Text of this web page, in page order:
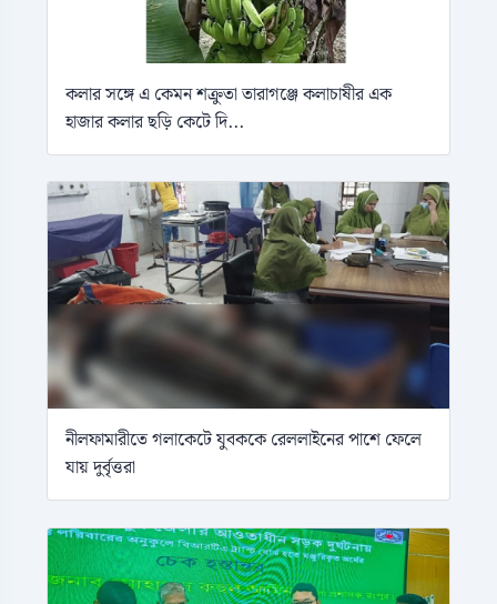
কলার সঙ্গে এ কেমন শক্রুতা তারাগঞ্জে কলাচাষীর এক
হাজার কলার ছড়ি কেটে দি...
নীলফামারীতে গলাকেটে যুবককে রেললাইনের পাশে ফেলে
যায় দুর্বৃত্তরা